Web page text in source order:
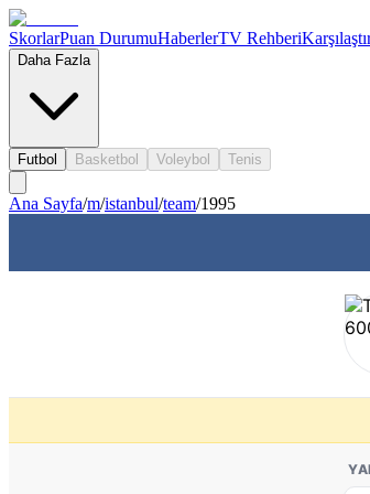
SkorlarPuan DurumuHaberlerTV Rehberi
Daha Fazla
Futbol Basketbol Voleybol Tenis
Ana Sayfa/m/istanbul/team/1995